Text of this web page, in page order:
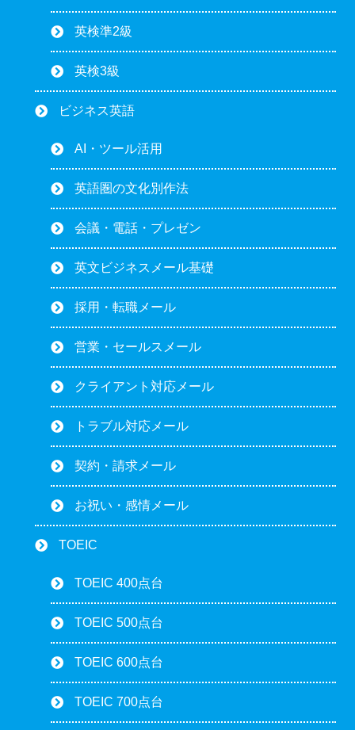
英検準2級
英検3級
ビジネス英語
AI・ツール活用
英語圏の文化別作法
会議・電話・プレゼン
英文ビジネスメール基礎
採用・転職メール
営業・セールスメール
クライアント対応メール
トラブル対応メール
契約・請求メール
お祝い・感情メール
TOEIC
TOEIC 400点台
TOEIC 500点台
TOEIC 600点台
TOEIC 700点台